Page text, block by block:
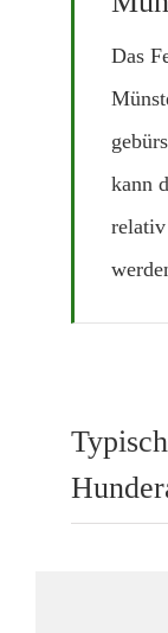
Das
kann